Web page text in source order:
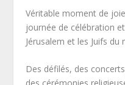
Véritable moment de
journée de célébration
Jérusalem et les Juifs du
Des défilés, des